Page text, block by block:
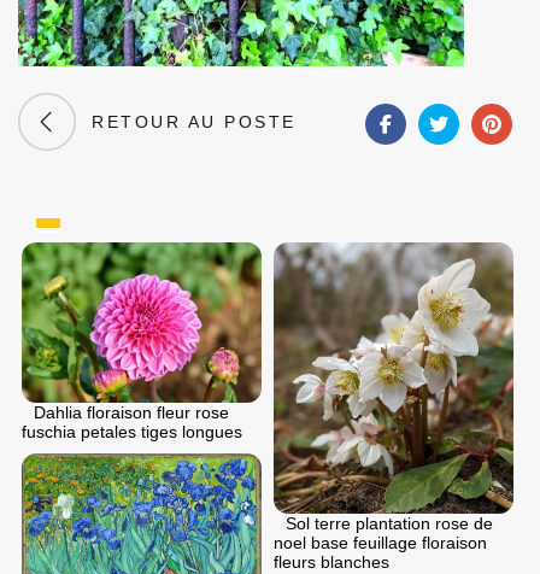
RETOUR AU POSTE
Dahlia floraison fleur rose
fuschia petales tiges longues
Sol terre plantation rose de
noel base feuillage floraison
fleurs blanches